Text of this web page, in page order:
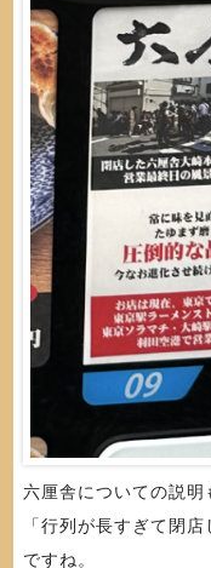
六厘舎についての説明
「行列が長すぎて閉
ですね。